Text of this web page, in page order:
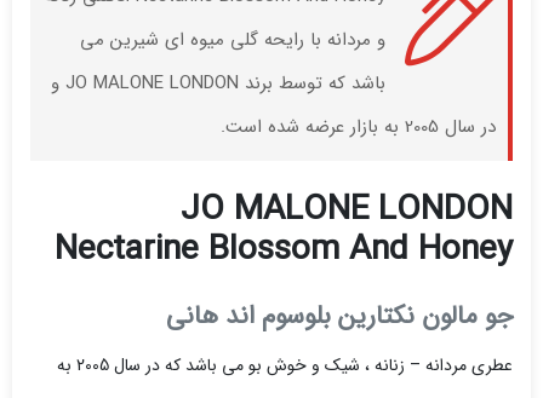
و مردانه با رایحه گلی میوه ای شیرین می
باشد که توسط برند JO MALONE LONDON و
در سال 2005 به بازار عرضه شده است.
JO MALONE LONDON
Nectarine Blossom And Honey
جو مالون نکتارین بلوسوم اند هانی
عطری مردانه – زنانه ، شیک و خوش بو می باشد که در سال 2005 به